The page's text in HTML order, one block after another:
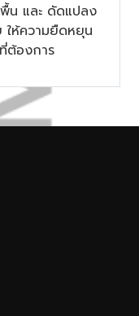
น และ ดัดแปลง
ให้ความยืดหยุน
ต้องการ